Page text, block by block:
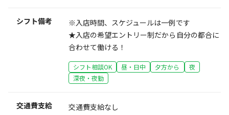
シフト備考
※入店時間、スケジュールは一例です
★入店の希望エントリー制だから自分の都合に
合わせて働ける！
シフト相談OK 昼・日中 夕方から
夜
深夜・夜勤
交通費支給 交通費支給なし